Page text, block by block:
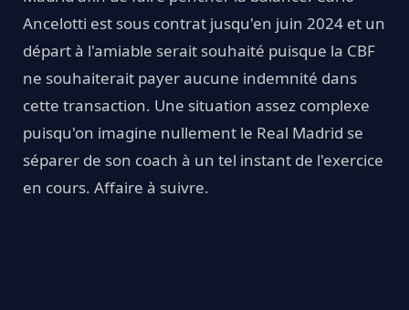
Ancelotti est sous contrat jusqu'en juin 2024 et un
départ à l'amiable serait souhaité puisque la CBF
ne souhaiterait payer aucune indemnité dans
cette transaction. Une situation assez complexe
puisqu'on imagine nullement le Real Madrid se
séparer de son coach à un tel instant de l'exercice
en cours. Affaire à suivre.